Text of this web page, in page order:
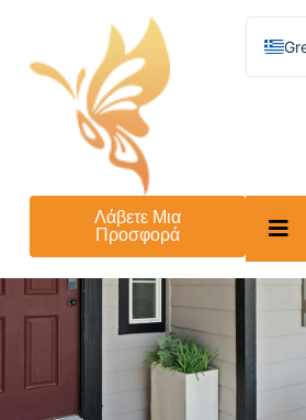
Arabic
Λάβετε Μια
Προσφορά